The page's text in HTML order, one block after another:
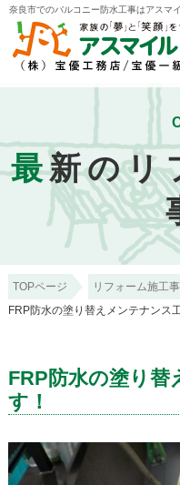
奈良市でのバルコニー防水工事はアスマ
生駒市・精華町・井手町のリフォームの
最新のリ
TOPページ
リフォーム施工
FRP防水の塗り替えメンテナンス
FRP防水の塗り
す！